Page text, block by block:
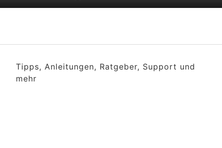
Tipps, Anleitungen, Ratgeber, Support und
mehr